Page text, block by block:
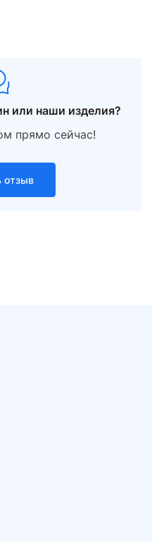
60.0
или наши изделия?
прямо сейчас!
отзыв